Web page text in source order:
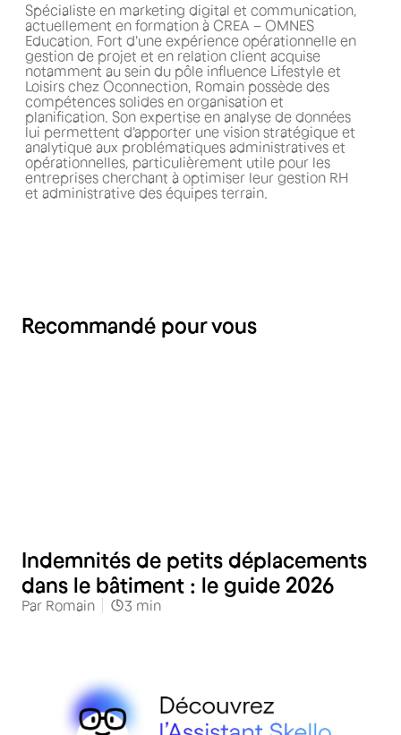
Spécialiste en marketing digital et communication,
actuellement en formation à CREA – OMNES
Education. Fort d'une expérience opérationnelle en
gestion de projet et en relation client acquise
notamment au sein du pôle influence Lifestyle et
Loisirs chez Oconnection, Romain possède des
compétences solides en organisation et
planification. Son expertise en analyse de données
lui permettent d'apporter une vision stratégique et
analytique aux problématiques administratives et
opérationnelles, particulièrement utile pour les
entreprises cherchant à optimiser leur gestion RH
et administrative des équipes terrain.
Recommandé pour vous
Indemnités de petits déplacements
dans le bâtiment : le guide 2026
Par Romain 3 min